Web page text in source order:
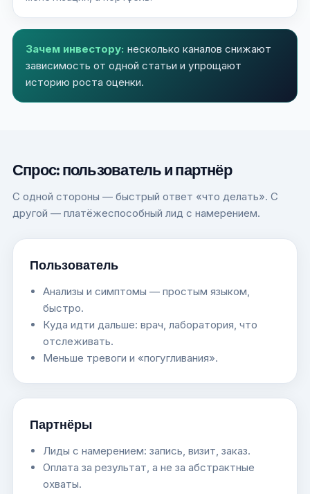
Зачем инвестору: несколько каналов снижают
зависимость от одной статьи и упрощают
историю роста оценки.
Спрос: пользователь и партнёр
С одной стороны — быстрый ответ «что делать». С
другой — платёжеспособный лид с намерением.
Пользователь
Анализы и симптомы — простым языком,
быстро.
Куда идти дальше: врач, лаборатория, что
отслеживать.
Меньше тревоги и «погугливания».
Партнёры
Лиды с намерением: запись, визит, заказ.
Оплата за результат, а не за абстрактные
охваты.